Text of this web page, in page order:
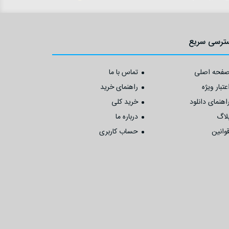
سریع
صفحه اصلی
تماس با ما
اعتبار ویژه
راهنمای خرید
راهنمای دانلود
خرید کلی
درباره ما
قوانین
حساب کاربری